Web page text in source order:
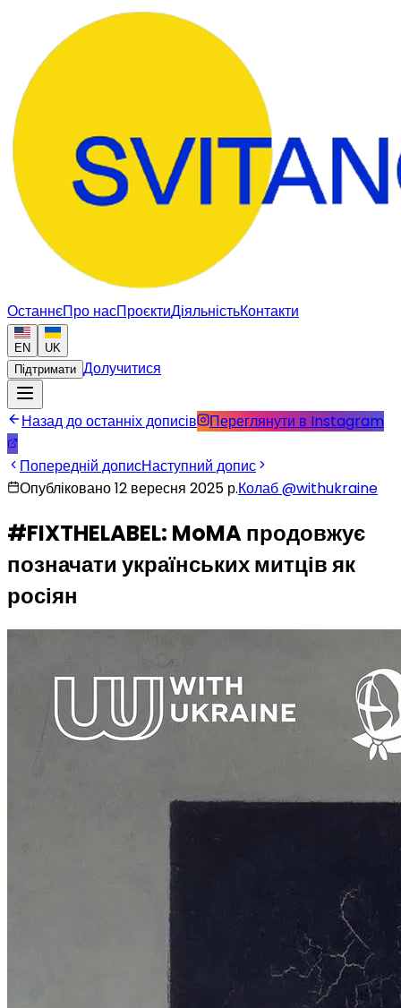
ОстаннєПро насПроєктиДіяльністьКонтакти
EN
UK
Підтримати Долучитися
Назад до останніх дописів Переглянути в Instagram
Попередній дописНаступний допис
Опубліковано 12 вересня 2025 р.Колаб@withukraine
#FIXTHELABEL: MoMA продовжує
позначати українських митців як
росіян